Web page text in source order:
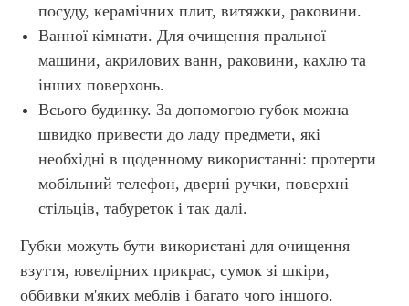
посуду, керамічних плит, витяжки, раковини.
Ванної кімнати. Для очищення пральної
машини, акрилових ванн, раковини, кахлю та
інших поверхонь.
Всього будинку. За допомогою губок можна
швидко привести до ладу предмети, які
необхідні в щоденному використанні: протерти
мобільний телефон, дверні ручки, поверхні
стільців, табуреток і так далі.
Губки можуть бути використані для очищення
взуття, ювелірних прикрас, сумок зі шкіри,
оббивки м'яких меблів і багато чого іншого.